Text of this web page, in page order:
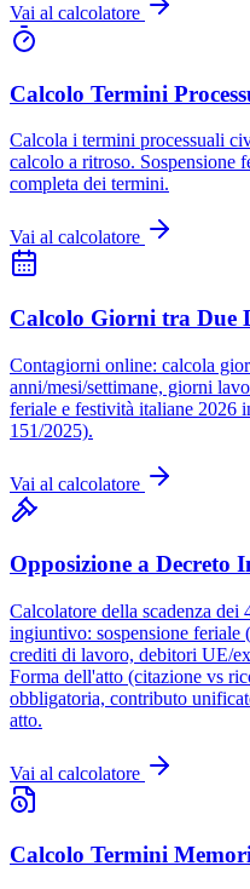
Vai al calcolatore
Calcolo Termini
Calcola i termini processuali
calcolo a ritroso. Sospensione
completa dei termini.
Vai al calcolatore
Calcolo Giorni tra Due
Contagiorni online: calcola
anni/mesi/settimane, giorni
feriale e festività italiane 2026
151/2025).
Vai al calcolatore
Opposizione a Decreto
Calcolatore della scadenza
ingiuntivo: sospensione
crediti di lavoro, debitori UE/
Forma dell'atto (citazione vs
obbligatoria, contributo
atto.
Vai al calcolatore
Calcolo Termini